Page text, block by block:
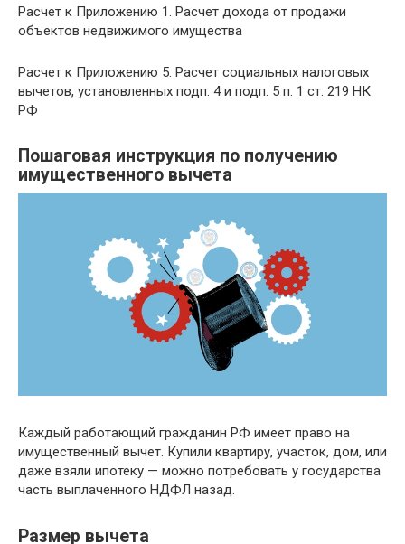
Расчет к Приложению 1. Расчет дохода от продажи
объектов недвижимого имущества
Расчет к Приложению 5. Расчет социальных налоговых
вычетов, установленных подп. 4 и подп. 5 п. 1 ст. 219 НК
РФ
Пошаговая инструкция по получению
имущественного вычета
Каждый работающий гражданин РФ имеет право на
имущественный вычет. Купили квартиру, участок, дом, или
даже взяли ипотеку — можно потребовать у государства
часть выплаченного НДФЛ назад.
Размер вычета